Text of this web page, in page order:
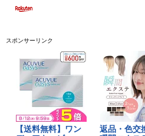
スポンサーリンク